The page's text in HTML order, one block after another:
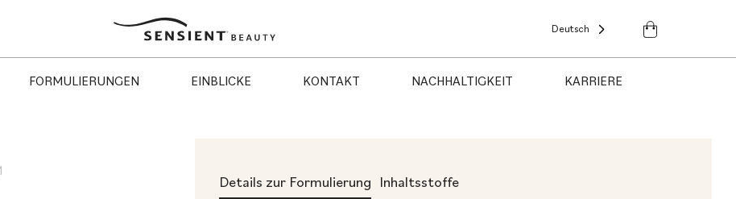
Sensient
Deutsch
FORMULIERUNGEN EINBLICKE KONTAKT NACHHALTIGKEIT KARRIERE
Details zur Formulierung Inhaltsstoffe